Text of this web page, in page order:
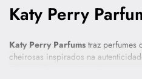
Katy Perry
Katy Perry Parfums traz perfumes
cheirosas inspirados na